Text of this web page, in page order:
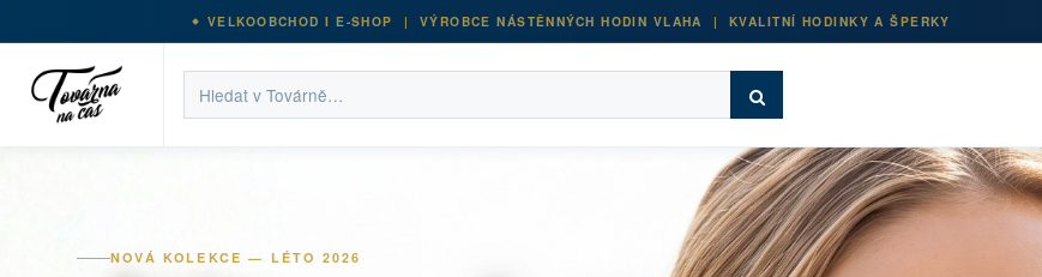
VELKOOBCHOD I E-SHOP | VÝROBCE NÁSTĚNNÝCH HODIN VLAHA | KVALITNÍ HODINKY A ŠPERKY
NOVÁ KOLEKCE — LÉTO 2026